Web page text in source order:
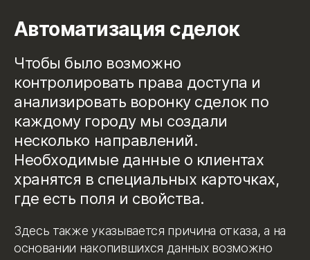
Автоматизация сделок
Чтобы было возможно
контролировать права доступа и
анализировать воронку сделок по
каждому городу мы создали
несколько направлений.
Необходимые данные о клиентах
хранятся в специальных карточках,
где есть поля и свойства.
Здесь также указывается причина отказа, а на
основании накопившихся данных возможно